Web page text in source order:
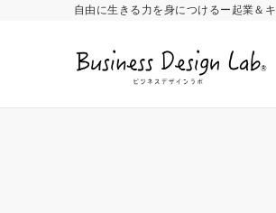
自由に生きる力を身につけるー起業＆